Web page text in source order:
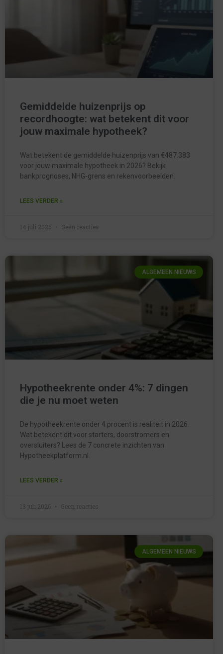
Gemiddelde huizenprijs op
recordhoogte: wat betekent dit voor
jouw maximale hypotheek?
Wat betekent de gemiddelde huizenprijs van €487.383
voor jouw maximale hypotheek in 2026? Bekijk
bankprognoses, NHG-grens en rekenvoorbeelden.
LEES VERDER »
14 juli 2026 Geen reacties
ALGEMEEN NIEUWS
Hypotheekrente onder 4%: 7 dingen
die je nu moet weten
De hypotheekrente onder 4 procent is realiteit in 2026.
Wat betekent dit voor starters, doorstromers en
oversluiters? Lees de 7 concrete inzichten van
Hypotheekplatform.nl.
LEES VERDER »
13 juli 2026 Geen reacties
ALGEMEEN NIEUWS